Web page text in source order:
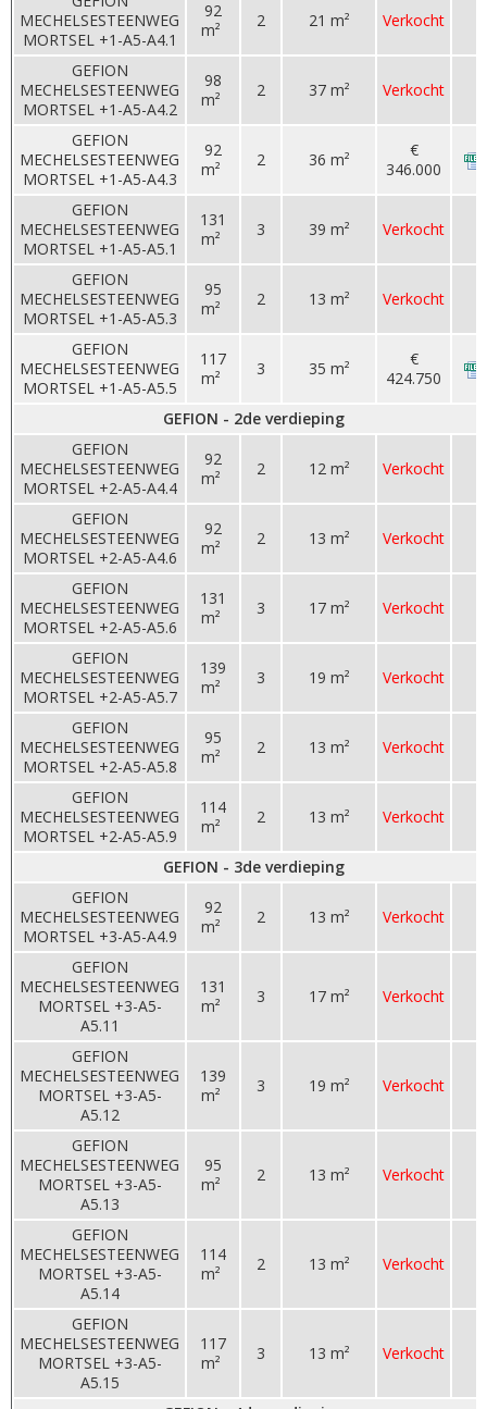
MECHELSESTEENWEG
MORTSEL +1-A5-A4.1
92
m²
2 21 m² Verkocht
GEFION
MECHELSESTEENWEG
MORTSEL +1-A5-A4.2
98
m²
2 37 m² Verkocht
GEFION
MECHELSESTEENWEG
MORTSEL +1-A5-A4.3
92
m²
2 36 m²
€
346.000
GEFION
MECHELSESTEENWEG
MORTSEL +1-A5-A5.1
131
m²
3 39 m² Verkocht
GEFION
MECHELSESTEENWEG
MORTSEL +1-A5-A5.3
95
m²
2 13 m² Verkocht
GEFION
MECHELSESTEENWEG
MORTSEL +1-A5-A5.5
117
m²
3 35 m²
€
424.750
GEFION - 2de verdieping
GEFION
MECHELSESTEENWEG
MORTSEL +2-A5-A4.4
92
m²
2 12 m² Verkocht
GEFION
MECHELSESTEENWEG
MORTSEL +2-A5-A4.6
92
m²
2 13 m² Verkocht
GEFION
MECHELSESTEENWEG
MORTSEL +2-A5-A5.6
131
m²
3 17 m² Verkocht
GEFION
MECHELSESTEENWEG
MORTSEL +2-A5-A5.7
139
m²
3 19 m² Verkocht
GEFION
MECHELSESTEENWEG
MORTSEL +2-A5-A5.8
95
m²
2 13 m² Verkocht
GEFION
MECHELSESTEENWEG
MORTSEL +2-A5-A5.9
114
m²
2 13 m² Verkocht
GEFION - 3de verdieping
GEFION
MECHELSESTEENWEG
MORTSEL +3-A5-A4.9
92
m²
2 13 m² Verkocht
GEFION
MECHELSESTEENWEG
MORTSEL +3-A5-
A5.11
131
m²
3 17 m² Verkocht
GEFION
MECHELSESTEENWEG
MORTSEL +3-A5-
A5.12
139
m²
3 19 m² Verkocht
GEFION
MECHELSESTEENWEG
MORTSEL +3-A5-
A5.13
95
m²
2 13 m² Verkocht
GEFION
MECHELSESTEENWEG
MORTSEL +3-A5-
A5.14
114
m²
2 13 m² Verkocht
GEFION
MECHELSESTEENWEG
MORTSEL +3-A5-
A5.15
117
m²
3 13 m² Verkocht